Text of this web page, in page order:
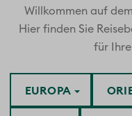
Willkommen auf
Hier finden Sie
für
EUROPA